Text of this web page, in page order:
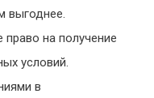
выгоднее.
право на получение
условий.
в